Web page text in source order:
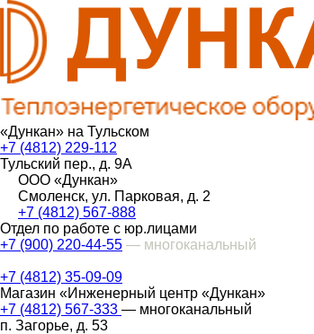
«Дункан» на Тульском
+7 (4812) 229-112
Тульский пер., д. 9А
ООО «Дункан»
Смоленск, ул. Парковая, д. 2
+7 (4812) 567-888
Отдел по работе с юр.лицами
+7 (900) 220-44-55 — многоканальный
+7 (4812) 35-09-09
Магазин «Инженерный центр «Дункан»
+7 (4812) 567-333 — многоканальный
п. Загорье, д. 53